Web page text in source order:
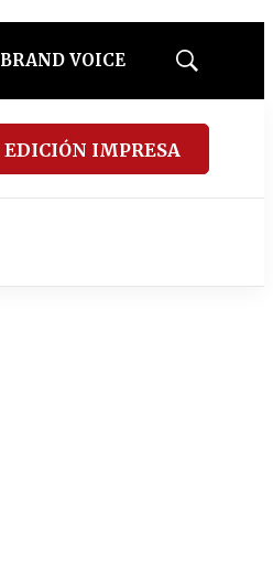
BRAND VOICE
Mostrar
EDICIÓN IMPRESA